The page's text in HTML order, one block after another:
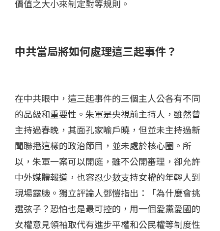
價值之大小來制定對等規則。
中共當局將如何處理這三起事件？
在中共眼中，這三起事件的三個主人公各有不同
的品級和重要性。朱軍是央視前主持人，雖然曾
主持過春晚，其面孔家喻戶曉，但並未主持過新
聞聯播這樣的政治節目，並未處於核心圈。所
以，朱軍一案可以開庭，雖不公開審理，卻允許
中外媒體報道，也容忍少數支持女權的年輕人到
現場露臉。獨立評論人鄧愷指出：「為什麼會挑
選弦子？恐怕也是最可控的，用一個愛黨愛國的
女權意見領袖取代有進步平權和公民權等制度性